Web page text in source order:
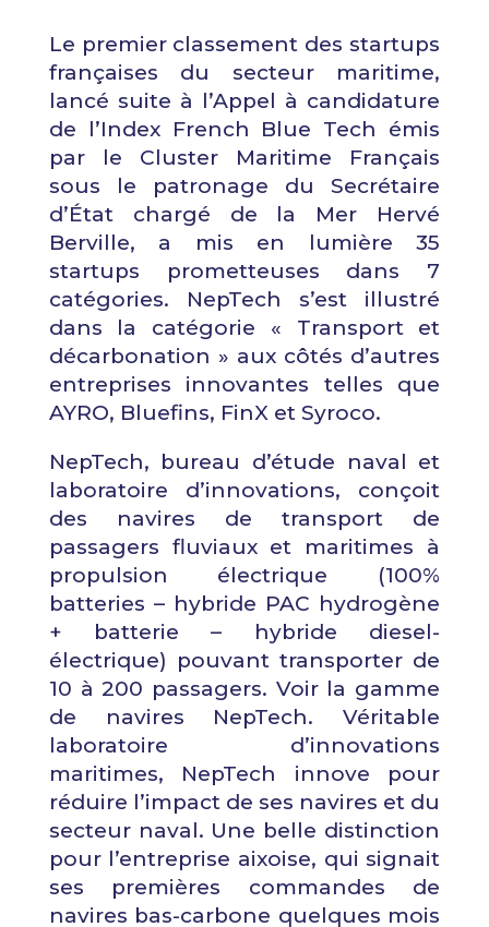
Le premier classement des startups
françaises du secteur maritime,
lancé suite à l’Appel à candidature
de l’Index French Blue Tech émis
par le Cluster Maritime Français
sous le patronage du Secrétaire
d’État chargé de la Mer Hervé
Berville, a mis en lumière 35
startups prometteuses dans 7
catégories. NepTech s’est illustré
dans la catégorie « Transport et
décarbonation » aux côtés d’autres
entreprises innovantes telles que
AYRO, Bluefins, FinXet Syroco.
NepTech, bureau d’étude naval et
laboratoire d’innovations, conçoit
des navires de transport de
passagers fluviaux et maritimes à
propulsion électrique (100%
batteries – hybride PAC hydrogène
+ batterie – hybride diesel-
électrique) pouvant transporter de
10 à 200 passagers. Voir la gamme
de navires NepTech. Véritable
laboratoire d’innovations
maritimes, NepTech innove pour
réduire l’impact de ses navires et du
secteur naval. Une belle distinction
pour l’entreprise aixoise, qui signait
ses premières commandes de
navires bas-carbone quelques mois